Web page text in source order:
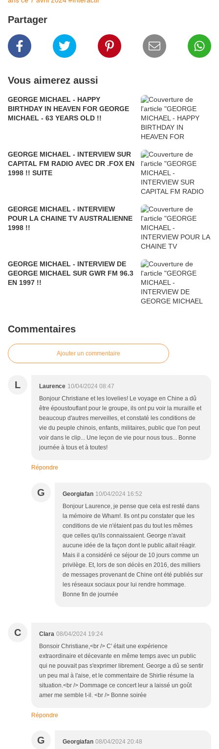
Partager
Vous aimerez aussi
GEORGE MICHAEL - HAPPY
BIRTHDAY IN HEAVEN FOR GEORGE
MICHAEL - 63 YEARS OLD !!
GEORGE MICHAEL - INTERVIEW SUR
CAPITAL FM RADIO AVEC DR .FOX EN
1998 !! SUITE
GEORGE MICHAEL - INTERVIEW
POUR LA CHAINE TV AUSTRALIENNE
1998 !!
GEORGE MICHAEL - INTERVIEW DE
GEORGE MICHAEL SUR GWR FM 96.3
EN 1997 !!
Commentaires
Ajouter un commentaire
L Laurence 10/04/2024 08:47
Bonjour Christiane et les lovelies! Le voyage en Chine a dû
être époustouflant pour le groupe, ils ont pu voir la muraille et
beaucoup d'autres merveilles, et constaté les conditions de
vie du peuple chinois, enfants, militaires, public que l'on peut
voir dans le clip... Une leçon de vie pour nous tous... Bonne
journée à tous et à toutes!
Répondre
G Georgiafan 10/04/2024 16:52
Bonjour Laurence, je pense que cela est resté dans
la mémoire de Wham!. Ils ont pu constater que les
conditions de vie n'étaient pas du tout les mêmes
que celles qu'ils connaissaient. George n'avait
aucune idée de la façon dont le public allait réagir.
Mais il a considéré ce séjour de 10 jours comme un
privilège. Et, lors de son décès en 2016, des milliers
de messages provenant de Chine ont été publiés sur
les réseaux sociaux pour lui rendre hommage.
Bonne fin de journée
C Clara 08/04/2024 19:24
Bonsoir Christiane,<br /> C' était une expérience
extraordinaire et décevante en même temps avec un public
qui ne pouvait pas s'exprimer librement. George a dû se sentir
un peu mal à l'aise, et le commentaire de Shirlie résume la
situation.<br /> Dommage ce concert leur a laissé un goût
amer me semble t-il. <br /> Bonne soirée
Répondre
G Georgiafan 08/04/2024 20:48